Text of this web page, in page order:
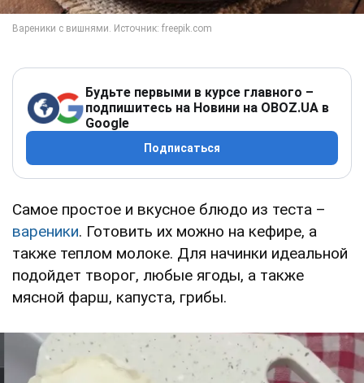
Будьте первыми в курсе главного –
подпишитесь на Новини на OBOZ.UA в
Google
Подписаться
Самое простое и вкусное блюдо из теста –
вареники. Готовить их можно на кефире, а
также теплом молоке. Для начинки идеальной
подойдет творог, любые ягоды, а также
мясной фарш, капуста, грибы.